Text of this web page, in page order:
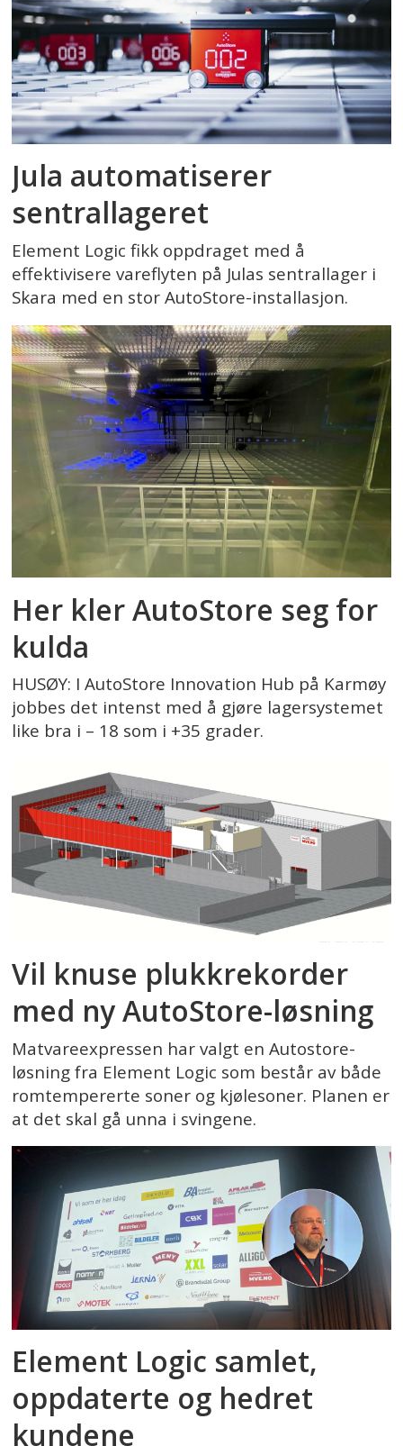
Jula automatiserer
sentrallageret
Element Logic fikk oppdraget med å
effektivisere vareflyten på Julas sentrallager i
Skara med en stor AutoStore-installasjon.
Her kler AutoStore seg for
kulda
HUSØY: I AutoStore Innovation Hub på Karmøy
jobbes det intenst med å gjøre lagersystemet
like bra i – 18 som i +35 grader.
Vil knuse plukkrekorder
med ny AutoStore-løsning
Matvareexpressen har valgt en Autostore-
løsning fra Element Logic som består av både
romtempererte soner og kjølesoner. Planen er
at det skal gå unna i svingene.
Element Logic samlet,
oppdaterte og hedret
kundene